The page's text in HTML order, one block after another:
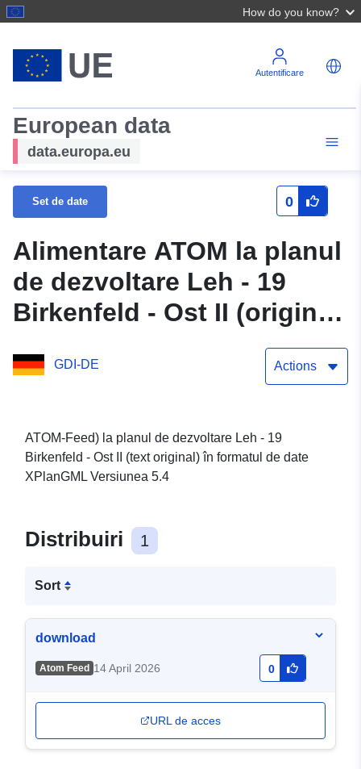
How do you know?
Autentificare
European data
data.europa.eu
Set de date 0
Alimentare ATOM la planul
de dezvoltare Leh - 19
Birkenfeld - Ost II (origine)
al municipalității Lehr
GDI-DE Actions
ATOM-Feed) la planul de dezvoltare Leh - 19
Birkenfeld - Ost II (text original) în formatul de date
XPlanGML Versiunea 5.4
Distribuiri 1
Sort
download
Atom Feed 14 April 2026 0
URL de acces